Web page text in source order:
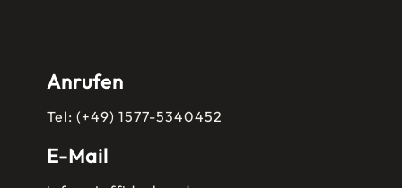
Anrufen
Tel: (+49) 1577-5340452
E-Mail